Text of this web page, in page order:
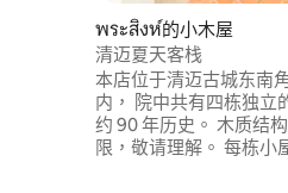
พระสิงห์的小木屋
清迈夏天客栈
本店位于清迈古城东南
内， 院中共有四栋独立
约 90 年历史。 木质结
限，敬请理解。 每栋小屋均配备独立浴室